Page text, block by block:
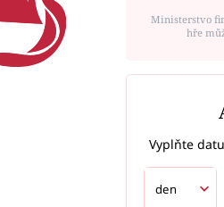
Ministerstvo
hře
Vyplňte